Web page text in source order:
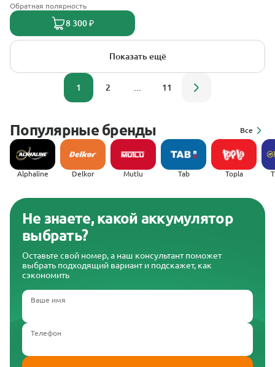
Обратная полярность
8 300 ₽
Показать ещё
1 2 11
Популярные бренды Все
Alphaline Delkor Mutlu Tab Topla
Не знаете, какой аккумулятор
выбрать?
Оставьте свой номер, а наш консультант поможет
выбрать подходящий вариант и подскажет, как
сэкономить
Ваше имя
Телефон